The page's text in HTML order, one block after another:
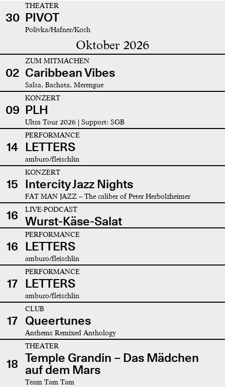
30
THEATER
PIVOT
Polivka/Hafner/Koch
Oktober 2026
02
ZUM MITMACHEN
Caribbean Vibes
Salsa, Bachata, Merengue
09
KONZERT
PLH
Ultra Tour 2026 | Support: SGB
14
PERFORMANCE
LETTERS
amburo/fleischlin
15
KONZERT
Intercity Jazz Nights
FAT MAN JAZZ – The caliber of Peter Herbolzheimer
16 LIVE-PODCAST
Wurst-Käse-Salat
16
PERFORMANCE
LETTERS
amburo/fleischlin
17
PERFORMANCE
LETTERS
amburo/fleischlin
17
CLUB
Queertunes
Anthems Remixed Anthology
18
THEATER
Temple Grandin – Das Mädchen
auf dem Mars
Team Tam Tam